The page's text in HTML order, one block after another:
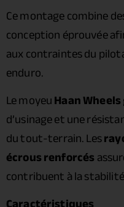
Ce montage combine
conception éprouvée
aux contraintes du
enduro.
Le moyeuHaan Wheels
d’usinage et une
du tout-terrain. Les
écrous renforcés
contribuent à la